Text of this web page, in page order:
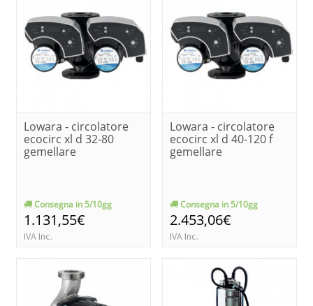
Lowara - circolatore
ecocirc xl d 32-80
gemellare
Consegna in 5/10gg
1.131,55€
IVA Inc.
Lowara - circolatore
ecocirc xl d 40-120 f
gemellare
Consegna in 5/10gg
2.453,06€
IVA Inc.